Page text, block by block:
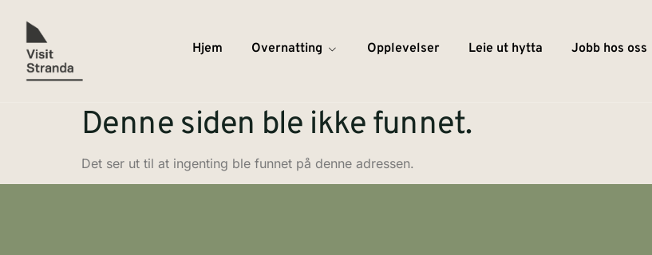
Hjem Overnatting Opplevelser Leie ut hytta Jobb hos oss
Denne siden ble ikke funnet.
Det ser ut til at ingenting ble funnet på denne adressen.